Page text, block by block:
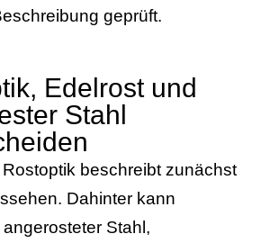
geprüft.
Edelrost und
Stahl
beschreibt zunächst
Dahinter kann
Stahl,